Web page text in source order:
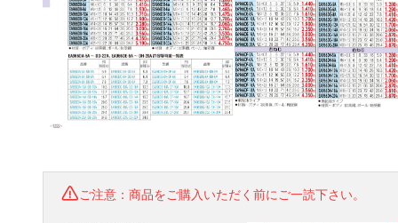
ご注意：商品をご購入いただく前にご一読下さい。